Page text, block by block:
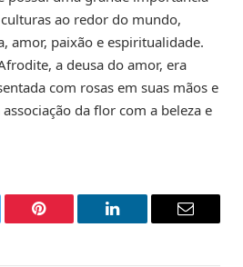
ao redor do mundo,
amor, paixão e espiritualidade.
a deusa do amor, era
com rosas em suas mãos e
da flor com a beleza e
Pinterest LinkedIn Email